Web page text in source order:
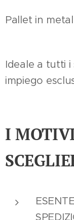
Pallet in
Ideale a tutti
impiego
I